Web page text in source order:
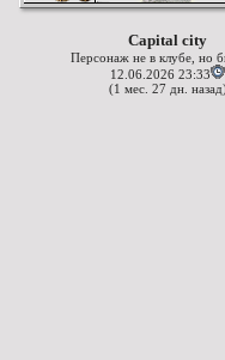
Capital city
Персонаж не в клубе, но
12.06.2026 23:33
(1 мес. 27 дн.